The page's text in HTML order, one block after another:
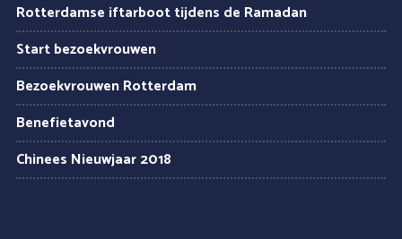
Rotterdamse iftarboot tijdens de Ramadan
Start bezoekvrouwen
Bezoekvrouwen Rotterdam
Benefietavond
Chinees Nieuwjaar 2018